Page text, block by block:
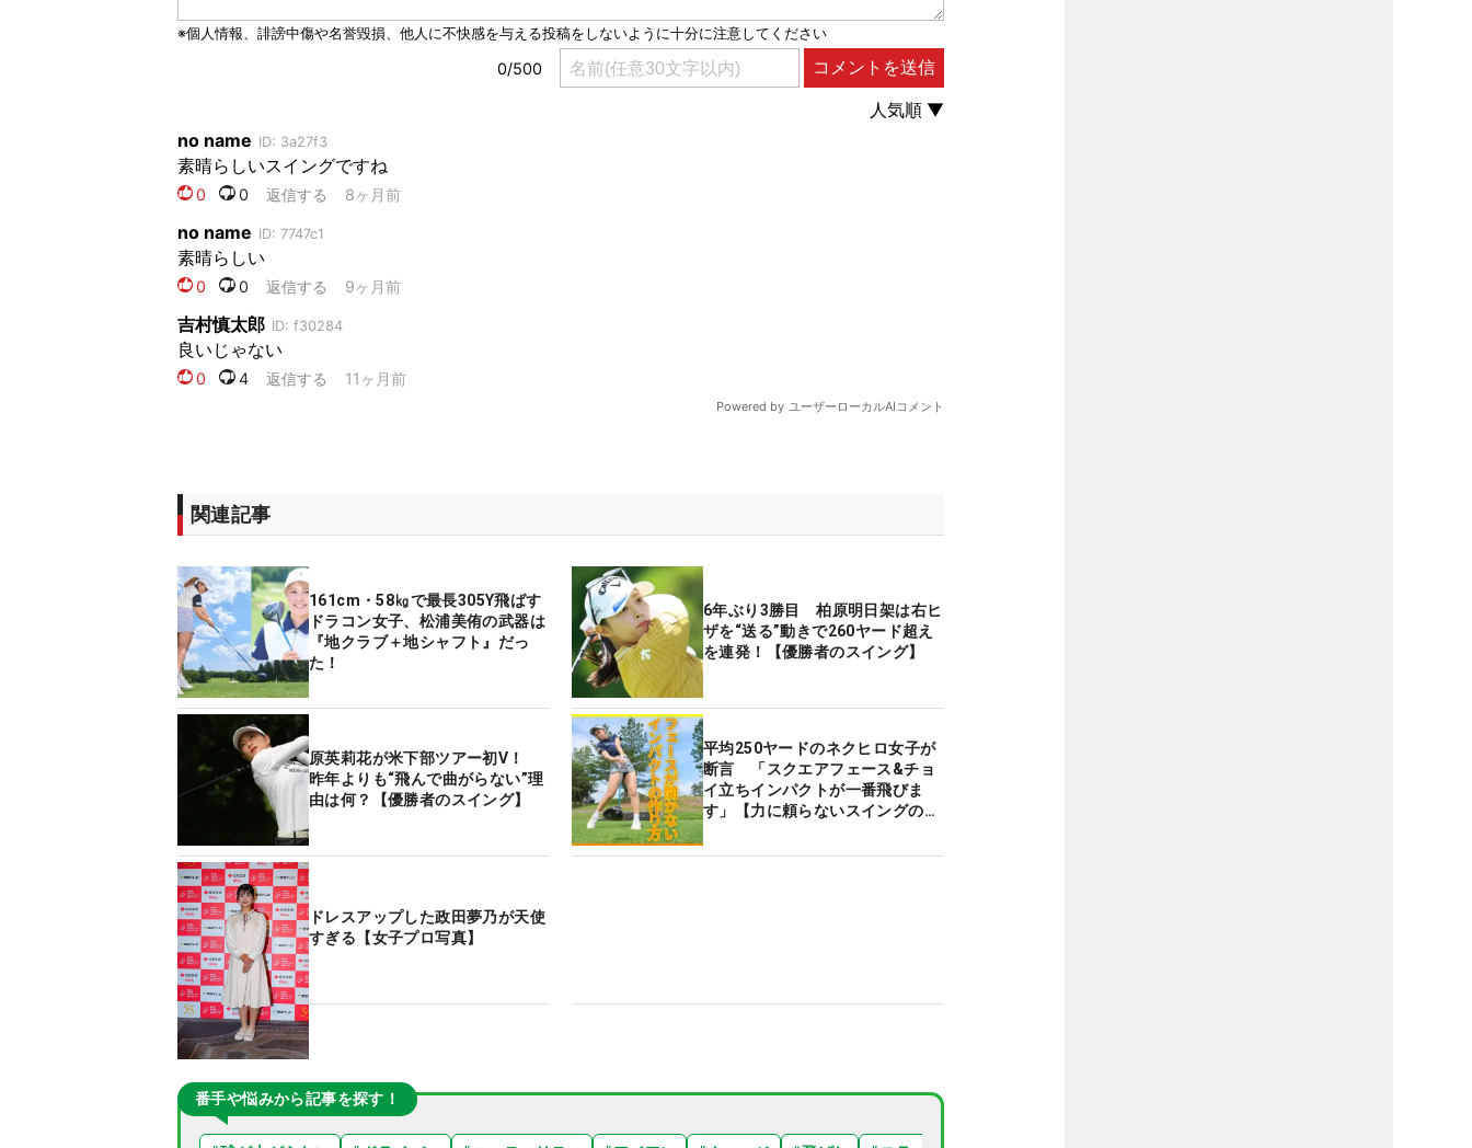
関連記事
161cm・58㎏で最長305Y飛ばす
ドラコン女子、松浦美侑の武器は
『地クラブ＋地シャフト』だっ
た！
6年ぶり3勝目 柏原明日架は右ヒ
ザを“送る”動きで260ヤード超え
を連発！【優勝者のスイング】
原英莉花が米下部ツアー初V！
昨年よりも“飛んで曲がらない”理
由は何？【優勝者のスイング】
平均250ヤードのネクヒロ女子が
断言 「スクエアフェース&チョ
イ立ちインパクトが一番飛びま
す」【力に頼らないスイングの秘
ドレスアップした政田夢乃が天使
すぎる【女子プロ写真】
番手や悩みから記事を探す！